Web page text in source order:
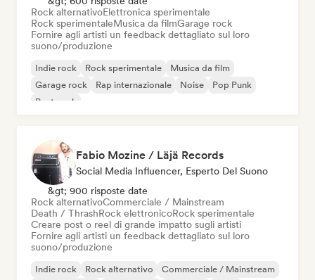
Rock alternativoElettronica sperimentale
Rock sperimentaleMusica da filmGarage rock
Fornire agli artisti un feedback dettagliato sul loro
suono/produzione
Indie rock Rock sperimentale
Musica da film
Garage rock
Rap internazionale Noise
Pop Punk
Post punk
Fabio Mozine / Läjä Records
Social Media Influencer, Esperto Del Suono
&gt; 900 risposte date
Rock alternativoCommerciale / Mainstream
Death / ThrashRock elettronicoRock sperimentale
Creare post o reel di grande impatto sugli artisti
Fornire agli artisti un feedback dettagliato sul loro
suono/produzione
Indie rock Rock alternativo
Commerciale / Mainstream